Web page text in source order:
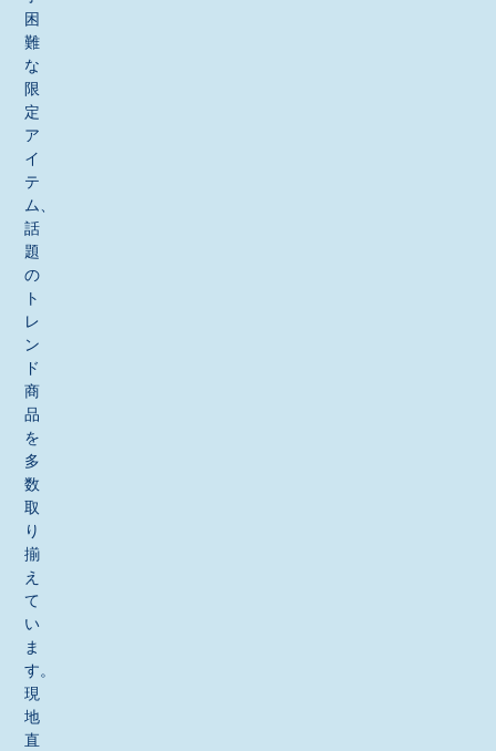
困
難
な
限
定
ア
イ
テ
ム、
話
題
の
ト
レ
ン
ド
商
品
を
多
数
取
り
揃
え
て
い
ま
す。
現
地
直